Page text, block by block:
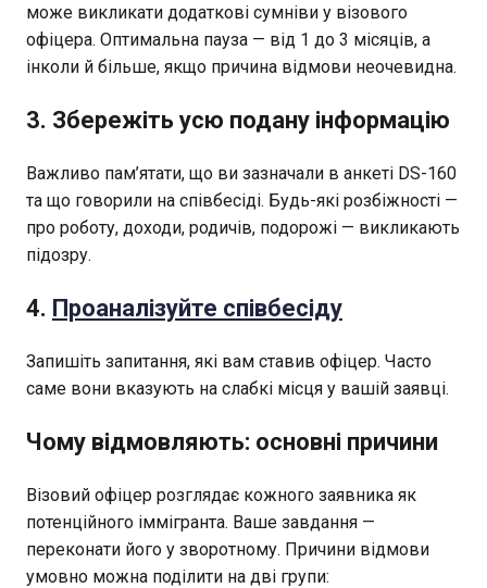
може викликати додаткові сумніви у візового
офіцера. Оптимальна пауза — від 1 до 3 місяців, а
інколи й більше, якщо причина відмови неочевидна.
3. Збережіть усю подану інформацію
Важливо пам’ятати, що ви зазначали в анкеті DS-160
та що говорили на співбесіді. Будь-які розбіжності —
про роботу, доходи, родичів, подорожі — викликають
підозру.
4. Проаналізуйте співбесіду
Запишіть запитання, які вам ставив офіцер. Часто
саме вони вказують на слабкі місця у вашій заявці.
Чому відмовляють: основні причини
Візовий офіцер розглядає кожного заявника як
потенційного іммігранта. Ваше завдання —
переконати його у зворотному. Причини відмови
умовно можна поділити на дві групи: